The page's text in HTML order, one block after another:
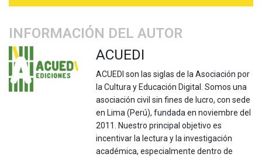
INFORMACIÓN DEL AUTOR
ACUEDI
ACUEDI son las siglas de la Asociación por
la Cultura y Educación Digital. Somos una
asociación civil sin fines de lucro, con sede
en Lima (Perú), fundada en noviembre del
2011. Nuestro principal objetivo es
incentivar la lectura y la investigación
académica, especialmente dentro de